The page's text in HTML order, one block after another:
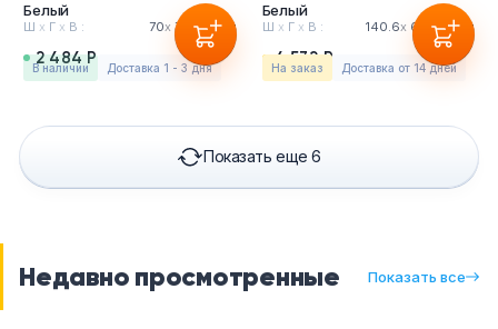
Белый
Ш х Г х В : 70х70 х2.5см
2 484 Р
в наличии Доставка 1 - 3 дня
Белый
Ш х Г х В : 140.6х 60 х2.5см
4 532 Р
На заказ Доставка от 14 дней
Показать еще 6
Недавно просмотренные Показать все